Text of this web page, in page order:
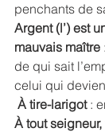
penchants de
Argent (l’) est
mauvais maître
de qui sait
celui qui
À tire-larigot :
À tout